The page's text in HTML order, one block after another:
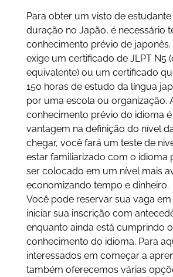
Para obter um visto de
duração no Japão, é necessário
conhecimento prévio de
exige um certificado de JLPT N5
equivalente) ou um certificado
150 horas de estudo da língua
por uma escola ou organização.
conhecimento prévio do idioma
vantagem na definição do nível
chegar, você fará um teste de
estar familiarizado com o idioma
ser colocado em um nível mais
economizando tempo e dinheiro.
Você pode reservar sua vaga
iniciar sua inscrição com
enquanto ainda está cumprindo
conhecimento do idioma. Para
interessados em começar a
também oferecemos várias